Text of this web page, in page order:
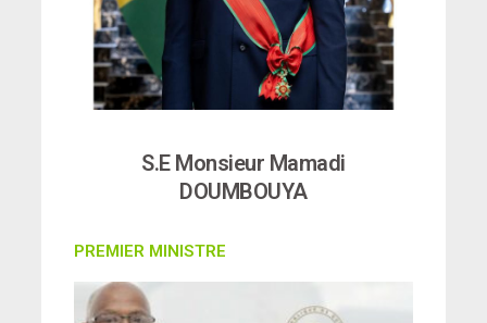
S.E Monsieur Mamadi
DOUMBOUYA
PREMIER MINISTRE